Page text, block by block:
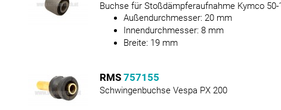
Buchse für Stoßdämpferaufnahme Kymco 50-
Außendurchmesser: 20 mm
Innendurchmesser: 8 mm
Breite: 19 mm
RMS 757155
Schwingenbuchse Vespa PX 200